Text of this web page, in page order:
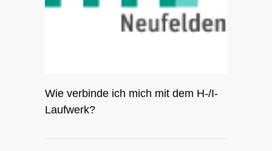
Wie verbinde ich mich mit dem H-/I-
Laufwerk?